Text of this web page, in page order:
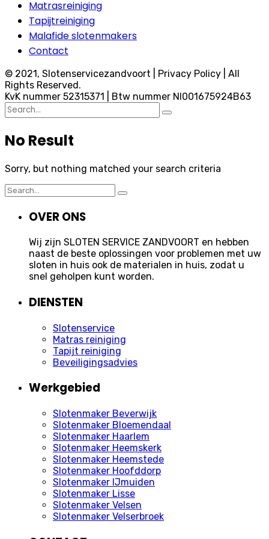
Matrasreiniging
Tapijtreiniging
Malafide slotenmakers
Contact
© 2021, Slotenservicezandvoort | Privacy Policy | All
Rights Reserved.
KvK nummer 52315371 | Btw nummer Nl001675924B63
Search
for:
No Result
Sorry, but nothing matched your search criteria
Search
for:
OVER ONS
Wij zijn SLOTEN SERVICE ZANDVOORT en hebben
naast de beste oplossingen voor problemen met uw
sloten in huis ook de materialen in huis, zodat u
snel geholpen kunt worden.
DIENSTEN
Slotenservice
Matras reiniging
Tapijt reiniging
Beveiligingsadvies
Werkgebied
Slotenmaker Beverwijk
Slotenmaker Bloemendaal
Slotenmaker Haarlem
Slotenmaker Heemskerk
Slotenmaker Heemstede
Slotenmaker Hoofddorp
Slotenmaker IJmuiden
Slotenmaker Lisse
Slotenmaker Velsen
Slotenmaker Velserbroek